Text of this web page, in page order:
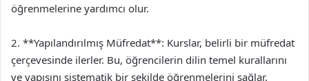
öğrenmelerine yardımcı olur.
2. **Yapılandırılmış Müfredat**: Kurslar, belirli bir müfredat
çerçevesinde ilerler. Bu, öğrencilerin dilin temel kurallarını
ve yapısını sistematik bir şekilde öğrenmelerini sağlar.